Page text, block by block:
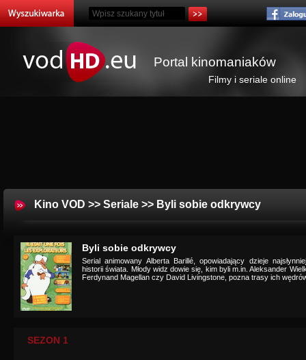
Portal kinomaniaków
Filmy i seriale online
Kino VOD >> Seriale >> Byli sobie odkrywcy
Byli sobie odkrywcy
Serial animowany Alberta Barillé, opowiadający dzieje
historii świata. Młody widz dowie się, kim byli m.in. Aleksander
Ferdynand Magellan czy David Livingstone, pozna trasy ich
SEZON 1